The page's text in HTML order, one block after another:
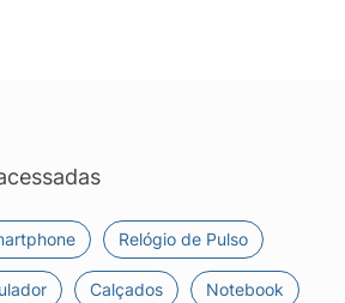
Relógio de Pulso
Calçados Notebook